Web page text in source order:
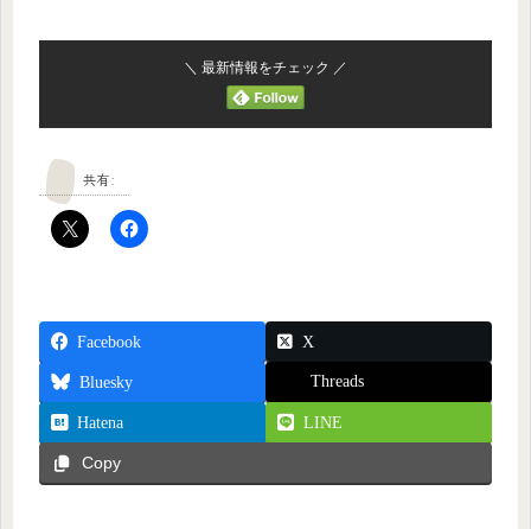
＼ 最新情報をチェック ／
共有:
Facebook X
Bluesky Threads
Hatena LINE
Copy